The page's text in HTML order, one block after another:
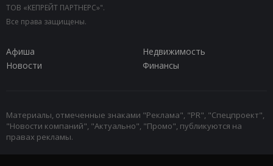
ТОВ «КЕПРЕЙТ ПАРТНЕРС»".
Все права защищены.
Афиша
Недвижимость
Новости
Финансы
Материалы, отмеченные знаками "Реклама", "PR", "Спецпроект",
"Новости компаний", "Актуально", "Промо", публикуются на
правах рекламы.